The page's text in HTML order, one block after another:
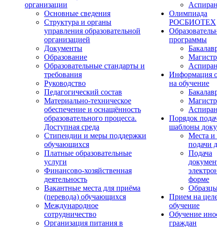
организации
Основные сведения
Структура и органы
управления образовательной
организацией
Документы
Образование
Образовательные стандарты и
требования
Руководство
Педагогический состав
Материально-техническое
обеспечение и оснащённость
образовательного процесса.
Доступная среда
Стипендии и меры поддержки
обучающихся
Платные образовательные
услуги
Финансово-хозяйственная
деятельность
Вакантные места для приёма
(перевода) обучающихся
Международное
сотрудничество
Организация питания в
Олимпиада
РОСБИОТЕХ
программы
Информация
на обучение
Порядок
шаблоны
Места и
подачи
Подача
форме
Прием на
обучение
Обучение
граждан